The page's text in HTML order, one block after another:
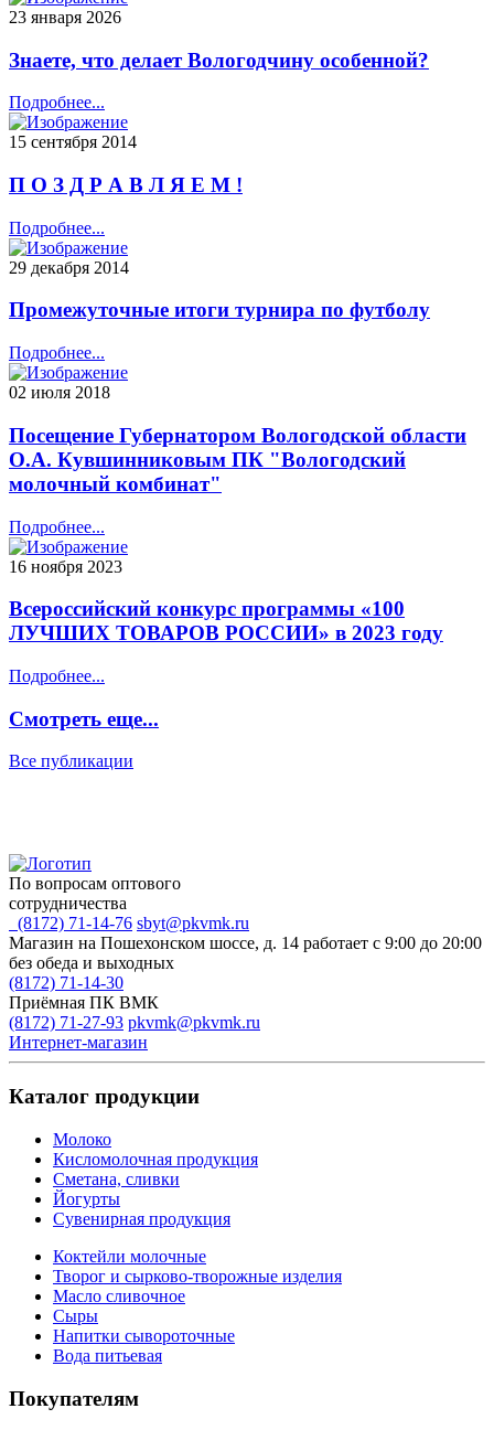
23 января 2026
Знаете, что делает Вологодчину особенной?
Подробнее...
15 сентября 2014
П О З Д Р А В Л Я Е М !
Подробнее...
29 декабря 2014
Промежуточные итоги турнира по футболу
Подробнее...
02 июля 2018
Посещение Губернатором Вологодской области
О.А. Кувшинниковым ПК "Вологодский
молочный комбинат"
Подробнее...
16 ноября 2023
Всероссийский конкурс программы «100
ЛУЧШИХ ТОВАРОВ РОССИИ» в 2023 году
Подробнее...
Смотреть еще...
Все публикации
По вопросам оптового
сотрудничества
(8172) 71-14-76 sbyt@pkvmk.ru
Магазин на Пошехонском шоссе, д. 14 работает с 9:00 до 20:00
без обеда и выходных
(8172) 71-14-30
Приёмная ПК ВМК
(8172) 71-27-93 pkvmk@pkvmk.ru
Интернет-магазин
Каталог продукции
Молоко
Кисломолочная продукция
Сметана, сливки
Йогурты
Сувенирная продукция
Коктейли молочные
Творог и сырково-творожные изделия
Масло сливочное
Сыры
Напитки сывороточные
Вода питьевая
Покупателям